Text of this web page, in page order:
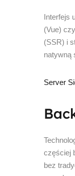
Interfejs
(Vue)
(SSR) i
natywną
Server
częściej
bez